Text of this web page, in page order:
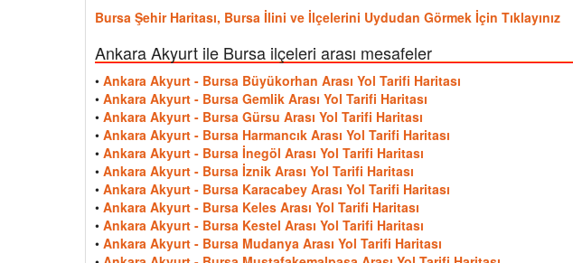
Bursa Şehir Haritası, Bursa İlini ve İlçelerini Uydudan Görmek İçin Tıklayınız
Ankara Akyurt ile Bursa ilçeleri arası mesafeler
• Ankara Akyurt - Bursa Büyükorhan Arası Yol Tarifi Haritası
• Ankara Akyurt - Bursa Gemlik Arası Yol Tarifi Haritası
• Ankara Akyurt - Bursa Gürsu Arası Yol Tarifi Haritası
• Ankara Akyurt - Bursa Harmancık Arası Yol Tarifi Haritası
• Ankara Akyurt - Bursa İnegöl Arası Yol Tarifi Haritası
• Ankara Akyurt - Bursa İznik Arası Yol Tarifi Haritası
• Ankara Akyurt - Bursa Karacabey Arası Yol Tarifi Haritası
• Ankara Akyurt - Bursa Keles Arası Yol Tarifi Haritası
• Ankara Akyurt - Bursa Kestel Arası Yol Tarifi Haritası
• Ankara Akyurt - Bursa Mudanya Arası Yol Tarifi Haritası